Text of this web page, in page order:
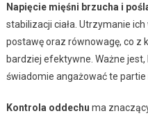
Napięcie mięśni brzucha i
stabilizacji ciała. Utrzymanie
postawę oraz równowagę, co z
bardziej efektywne. Ważne
świadomie angażować te partie
Kontrola oddechu ma